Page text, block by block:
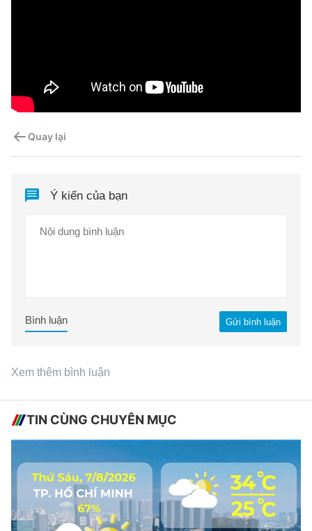
Quay lại
Ý kiến của bạn
Gửi bình luận
Bình luận
Xem thêm bình luận
TIN CÙNG CHUYÊN MỤC